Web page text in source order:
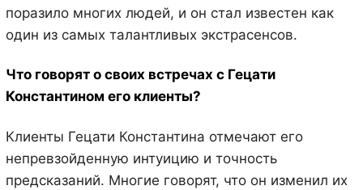
поразило многих людей, и он стал известен как
один из самых талантливых экстрасенсов.
Что говорят о своих встречах с Гецати
Константином его клиенты?
Клиенты Гецати Константина отмечают его
непревзойденную интуицию и точность
предсказаний. Многие говорят, что он изменил их